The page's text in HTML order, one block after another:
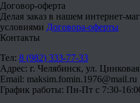
Договор-оферта
Делая заказ в нашем интернет-
условиями Договора-оферты
Контакты
Тел: 8 (982) 333-77-33
Адрес: г. Челябинск, ул.
Email: maksim.fomin.1976@mail.ru
График работы: Пн-Пт с 7:30-